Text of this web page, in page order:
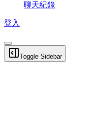
聊天紀錄
登入
Toggle Sidebar